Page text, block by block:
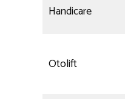
Handicare
Otolift